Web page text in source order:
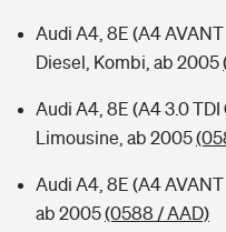
Audi A4, 8E (A4 AVANT
Diesel, Kombi, ab 2005
Audi A4, 8E (A4 3.0 TDI
Limousine, ab 2005
Audi A4, 8E (A4 AVANT
ab 2005(0588 / AAD)